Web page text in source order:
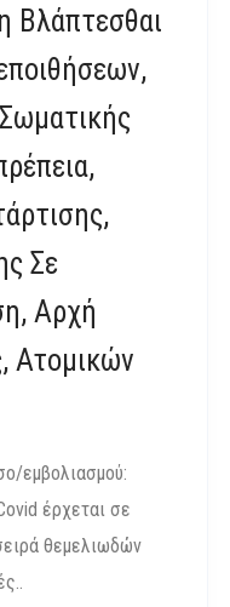
Βλάπτεσθαι
Σε
Αρχή
Ατομικών
εμβολιασμού:
έρχεται σε
θεμελιωδών